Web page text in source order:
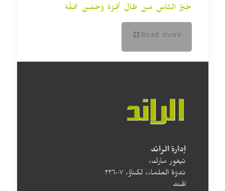
خَيْرُ النَّاسِ مَنْ طَالَ عُمْرُهُ وَحَسُنَ عَمَلُهُ
Read more
إدارة الرائد
تيغور مارك،
ندوة العلماء، لكناؤ، ۲۲٦۰۰۷
الهند